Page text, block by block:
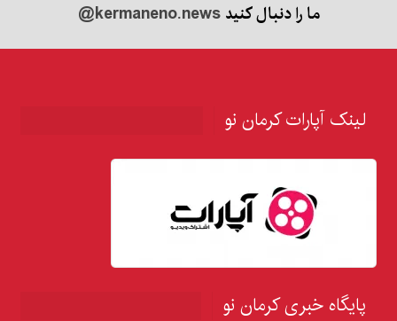
ما را دنبال کنید@kermaneno.news
لینک آپارات کرمان نو
پایگاه خبری کرمان نو